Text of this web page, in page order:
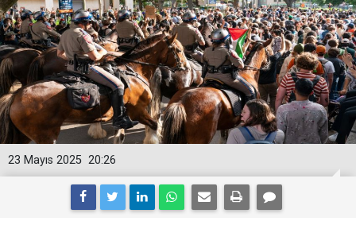
20:26
23 Mayıs 2025